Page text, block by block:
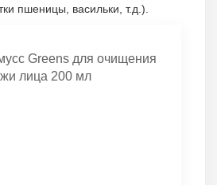
пшеницы, васильки, т.д.).
Greens для очищения
лица 200 мл